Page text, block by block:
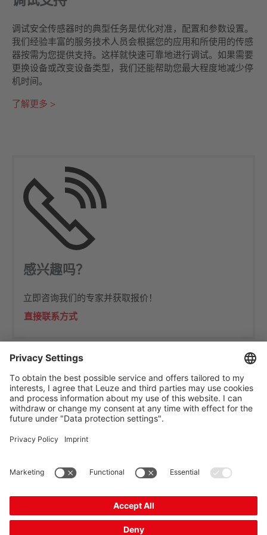
调试安全传感器时的典型任务是优化对准，配置和参数设置。
我们经验丰富的服务技术人员会根据您的应用和所使用的传感
器按需为您提供支持。这样就快速可靠地进行调试。如果需要
更换设备或改变设备类型，我们还能帮助您最大程度地减少停
机时间。
了解更多 >
感兴趣吗？
立即咨询我们的专家并获取报价！
直接联系方式
The Sensor People
相关链接
时事通讯